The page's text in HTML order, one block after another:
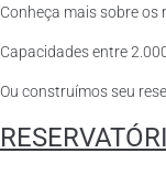
Conheça mais sobre os
Capacidades entre
Ou construímos seu